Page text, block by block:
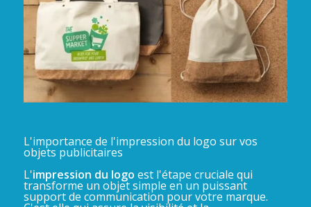
L'importance de l'impression du logo sur vos
objets publicitaires
L'impression du logo est l'étape cruciale qui
transforme un objet simple en un puissant
support de communication pour votre marque.